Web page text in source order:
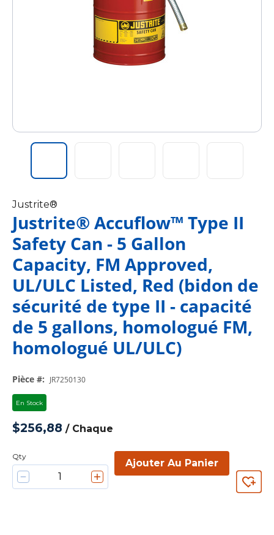
Justrite®
Justrite® Accuflow™ Type II
Safety Can - 5 Gallon
Capacity, FM Approved,
UL/ULC Listed, Red (bidon de
sécurité de type II - capacité
de 5 gallons, homologué FM,
homologué UL/ULC)
Pièce #: JR7250130
En Stock
$256,88 / Chaque
Qty
Ajouter Au Panier